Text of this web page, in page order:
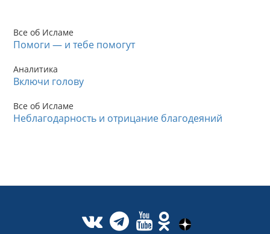
Все об Исламе
Помоги — и тебе помогут
Аналитика
Включи голову
Все об Исламе
Неблагодарность и отрицание благодеяний